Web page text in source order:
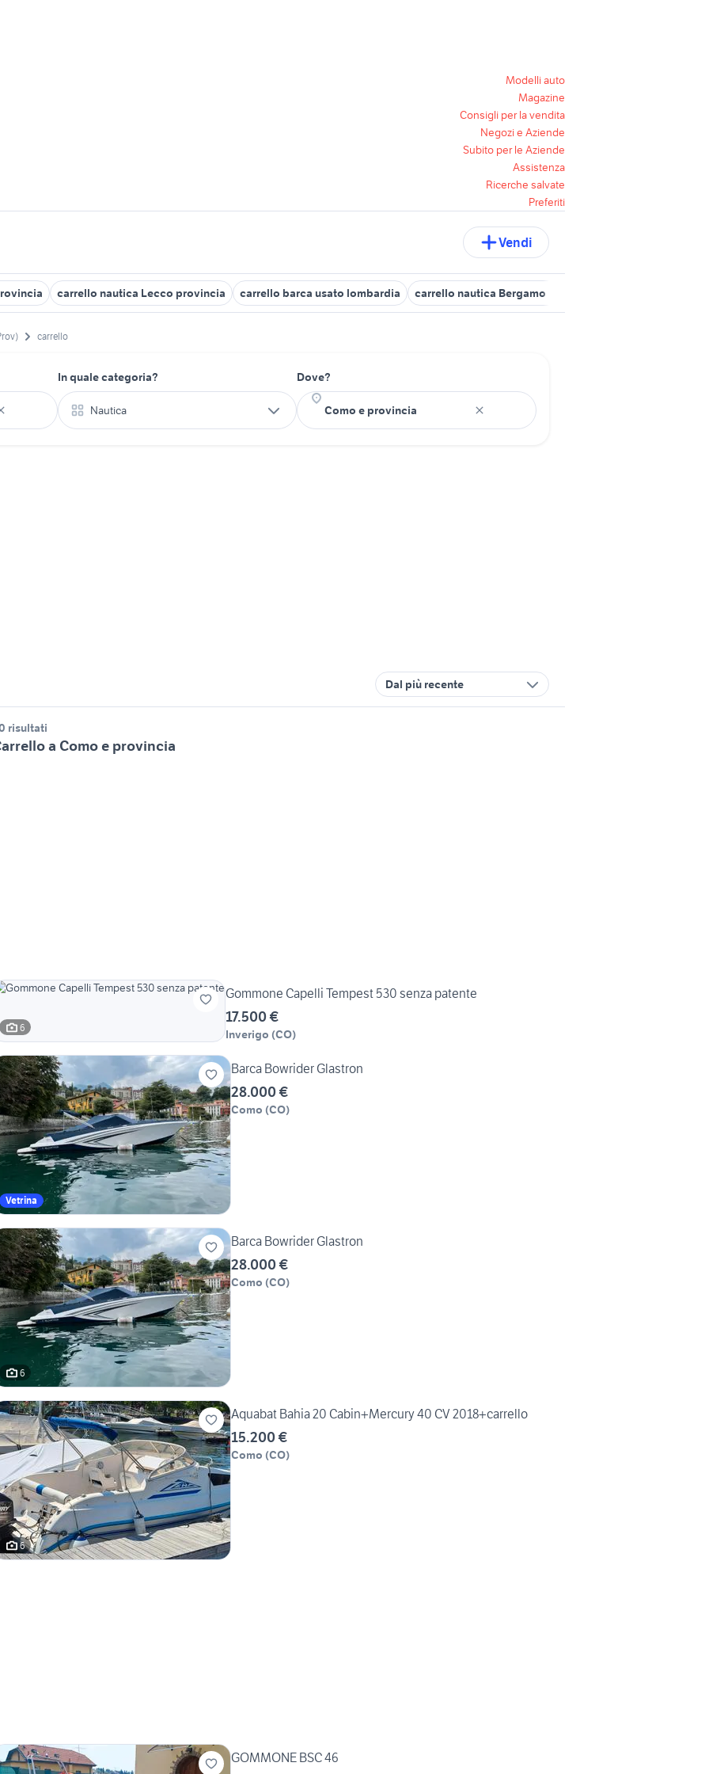
Modelli auto
Magazine
Consigli per la vendita
Negozi e Aziende
Subito per le Aziende
Assistenza
Ricerche salvate
Preferiti
Vendi
carrello nautica Lecco provincia carrello barca usato lombardia carrello nautica Bergamo provincia
carrello
In quale categoria?
Nautica
Dove?
Dal più recente
risultati
a Como e provincia
6
Gommone Capelli Tempest 530 senza patente
17.500 €
Inverigo (CO)
Vetrina
Barca Bowrider Glastron
28.000 €
Como (CO)
6
Barca Bowrider Glastron
28.000 €
Como (CO)
6
Aquabat Bahia 20 Cabin+Mercury 40 CV 2018+carrello
15.200 €
Como (CO)
GOMMONE BSC 46